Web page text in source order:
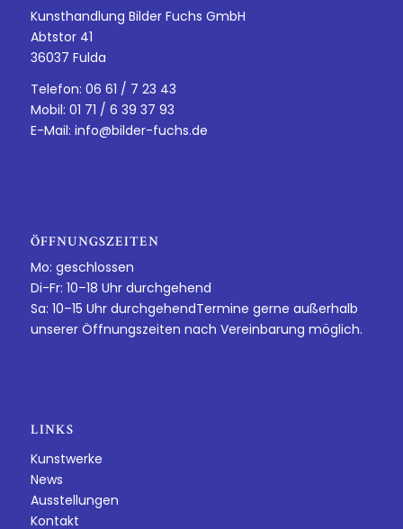
Kunsthandlung Bilder Fuchs GmbH
Abtstor 41
36037 Fulda
Telefon: 06 61 / 7 23 43
Mobil: 01 71 / 6 39 37 93
E-Mail: info@bilder-fuchs.de
ÖFFNUNGSZEITEN
Mo: geschlossen
Di-Fr: 10–18 Uhr durchgehend
Sa: 10–15 Uhr durchgehendTermine gerne außerhalb
unserer Öffnungszeiten nach Vereinbarung möglich.
LINKS
Kunstwerke
News
Ausstellungen
Kontakt